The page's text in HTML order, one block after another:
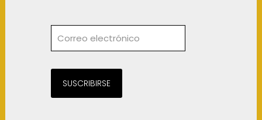
SUSCRIBIRSE